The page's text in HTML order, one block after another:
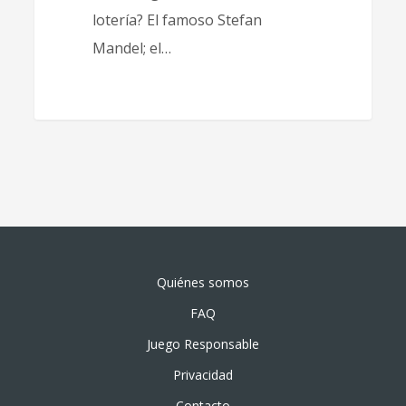
lotería? El famoso Stefan
Mandel; el…
Quiénes somos
FAQ
Juego Responsable
Privacidad